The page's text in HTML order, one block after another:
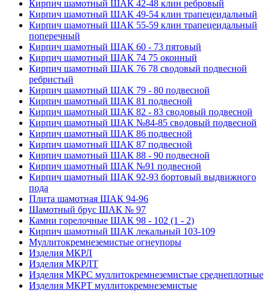
Кирпич шамотный ШАК 42-48 клин ребровый
Кирпич шамотный ШАК 49-54 клин трапецеидальный
Кирпич шамотный ШАК 55-59 клин трапецеидальный
поперечный
Кирпич шамотный ШАК 60 - 73 пятовый
Кирпич шамотный ШАК 74 75 оконный
Кирпич шамотный ШАК 76 78 сводовый подвесной
ребристый
Кирпич шамотный ШАК 79 - 80 подвесной
Кирпич шамотный ШАК 81 подвесной
Кирпич шамотный ШАК 82 - 83 сводовый подвесной
Кирпич шамотный ШАК №84-85 сводовый подвесной
Кирпич шамотный ШАК 86 подвесной
Кирпич шамотный ШАК 87 подвесной
Кирпич шамотный ШАК 88 - 90 подвесной
Кирпич шамотный ШАК №91 подвесной
Кирпич шамотный ШАК 92-93 бортовый выдвижного
пода
Плита шамотная ШАК 94-96
Шамотный брус ШАК № 97
Камни горелочные ШАК 98 - 102 (1 - 2)
Кирпич шамотный ШАК лекальный 103-109
Муллито­­кремнеземистые огнеупоры
Изделия МКРЛ
Изделия МКРЛТ
Изделия МКРС муллитокремнеземистые среднеплотные
Изделия МКРТ муллитокремнеземистые